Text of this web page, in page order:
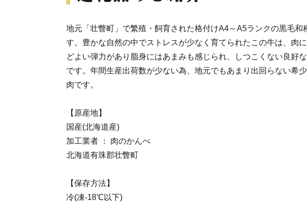
地元「壮瞥町」で繁殖・飼育された格付けA4～A5ランクの黒毛和
す。豊かな自然の中でストレスが少なく育てられたこの牛は、肉
どよい弾力があり脂身にはあまみも感じられ、しつこくない良好
です。年間生産出荷数が少ない為、地元でもあまり出回らない希
肉です。
【原産地】
国産(北海道産)
加工業者 ： 肉のかんべ
北海道有珠郡壮瞥町
【保存方法】
冷(凍‐18℃以下)